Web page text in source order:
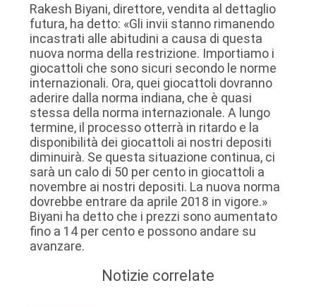
Rakesh Biyani, direttore, vendita al dettaglio
futura, ha detto: «Gli invii stanno rimanendo
incastrati alle abitudini a causa di questa
nuova norma della restrizione. Importiamo i
giocattoli che sono sicuri secondo le norme
internazionali. Ora, quei giocattoli dovranno
aderire dalla norma indiana, che è quasi
stessa della norma internazionale. A lungo
termine, il processo otterrà in ritardo e la
disponibilità dei giocattoli ai nostri depositi
diminuirà. Se questa situazione continua, ci
sarà un calo di 50 per cento in giocattoli a
novembre ai nostri depositi. La nuova norma
dovrebbe entrare da aprile 2018 in vigore.»
Biyani ha detto che i prezzi sono aumentato
fino a 14 per cento e possono andare su
avanzare.
Notizie correlate